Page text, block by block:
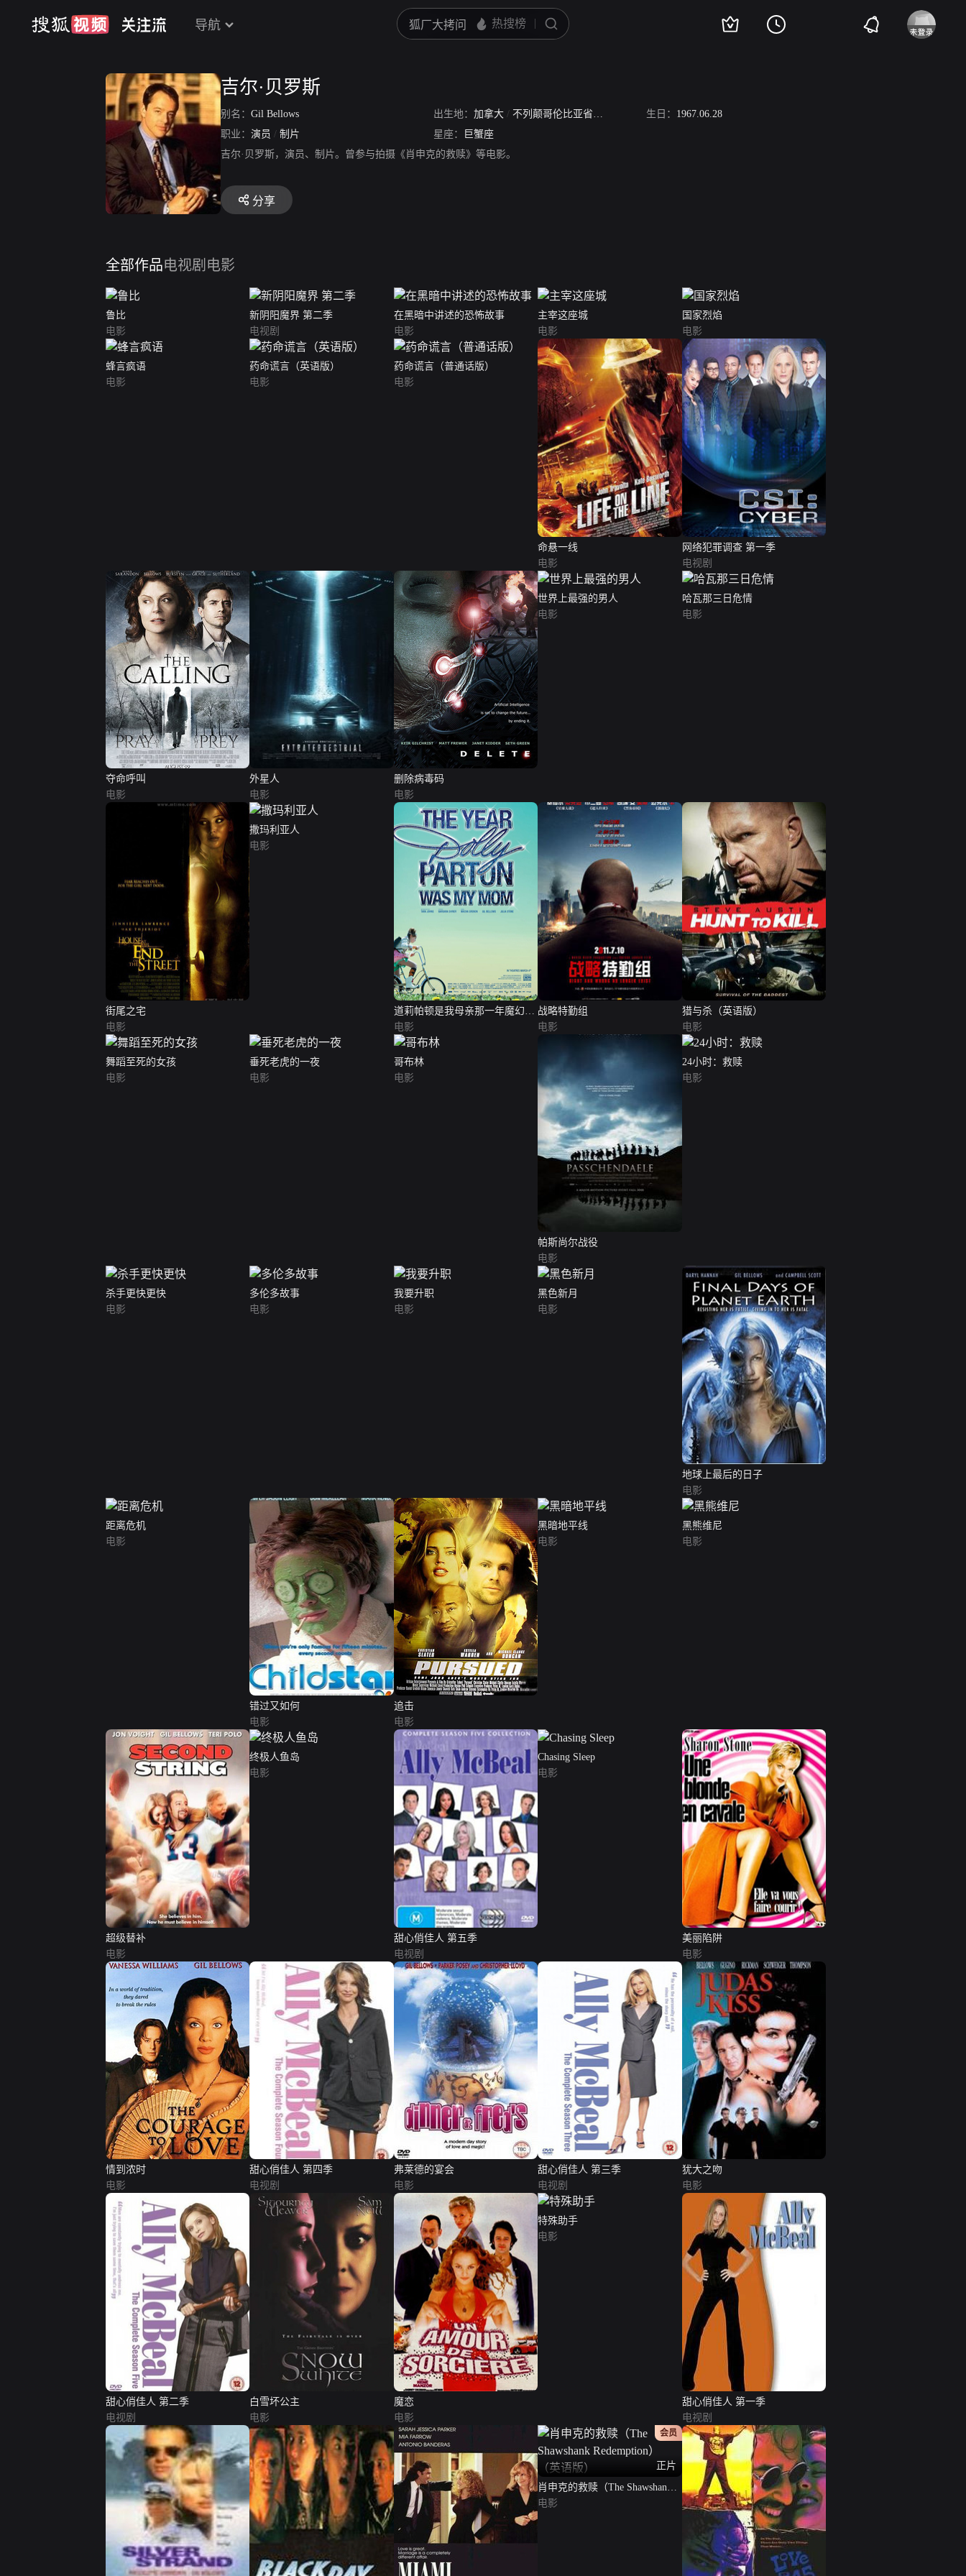
导航
吉尔·贝罗斯
别名： Gil Bellows 出生地： 加拿大 / 不列颠哥伦比亚省 /温哥华 生日： 1967.06.28
职业： 演员 / 制片 星座：
巨蟹座
吉尔·贝罗斯，演员、制片。曾参与拍摄《肖申克的救赎》等电影。
分享
全部作品电视剧 电影
鲁比
电影
新阴阳魔界 第二季
电视剧
在黑暗中讲述的恐怖故事
电影
主宰这座城
电影
国家烈焰
电影
蜂言疯语
电影
药命谎言（英语版）
电影
药命谎言（普通话版）
电影
命悬一线
电影
网络犯罪调查 第一季
电视剧
夺命呼叫
电影
外星人
电影
删除病毒码
电影
世界上最强的男人
电影
哈瓦那三日危情
电影
街尾之宅
电影
撒玛利亚人
电影
道莉帕顿是我母亲那一年魔幻星
尘
电影
战略特勤组
电影
猎与杀（英语版）
电影
舞蹈至死的女孩
电影
垂死老虎的一夜
电影
哥布林
电影
帕斯尚尔战役
电影
24小时：救赎
电影
杀手更快更快
电影
多伦多故事
电影
我要升职
电影
黑色新月
电影
地球上最后的日子
电影
距离危机
电影
错过又如何
电影
追击
电影
黑暗地平线
电影
黑熊维尼
电影
超级替补
电影
终极人鱼岛
电影
甜心俏佳人 第五季
电视剧
Chasing Sleep
电影
美丽陷阱
电影
情到浓时
电影
甜心俏佳人 第四季
电视剧
弗莱德的宴会
电影
甜心俏佳人 第三季
电视剧
犹大之吻
电影
甜心俏佳人 第二季
电视剧
白雪坏公主
电影
魔恋
电影
特殊助手
电影
甜心俏佳人 第一季
电视剧
正片
会员
肖申克的救赎（The Shawshank
Redemption）（英语版）
电影